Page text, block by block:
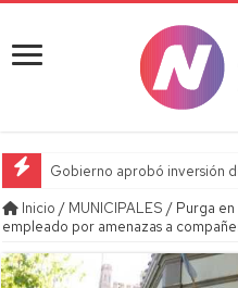
Gobierno aprobó inversión
Inicio / MUNICIPALES / Purga
empleado por amenazas a